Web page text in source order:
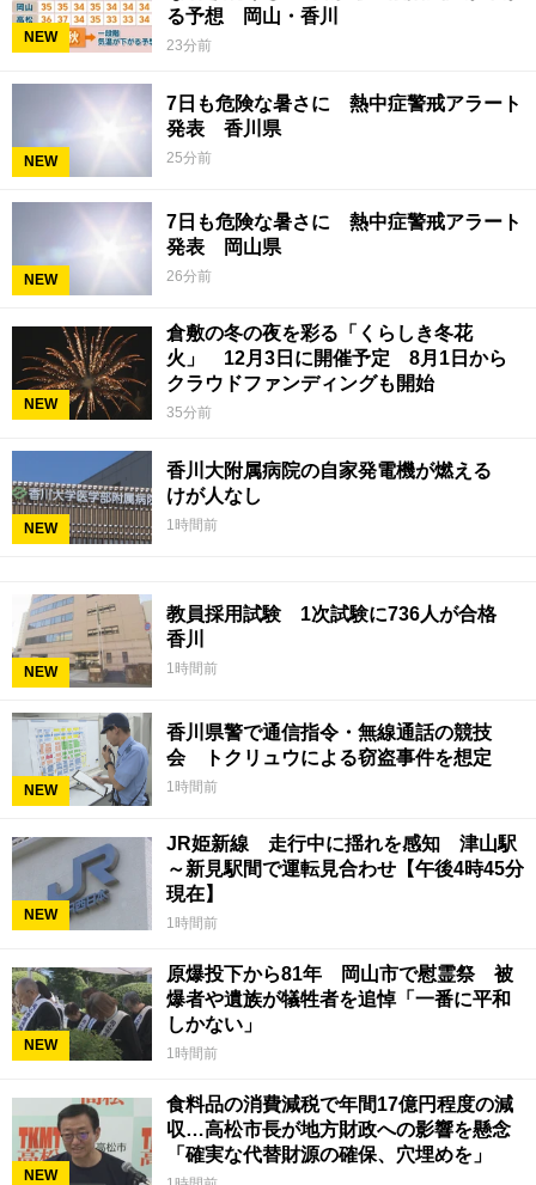
NEW
る予想 岡山・香川
23分前
NEW
7日も危険な暑さに 熱中症警戒アラート
発表 香川県
25分前
NEW
7日も危険な暑さに 熱中症警戒アラート
発表 岡山県
26分前
NEW
倉敷の冬の夜を彩る「くらしき冬花
火」 12月3日に開催予定 8月1日から
クラウドファンディングも開始
35分前
NEW
香川大附属病院の自家発電機が燃える
けが人なし
1時間前
NEW
教員採用試験 1次試験に736人が合格
香川
1時間前
NEW
香川県警で通信指令・無線通話の競技
会 トクリュウによる窃盗事件を想定
1時間前
NEW
JR姫新線 走行中に揺れを感知 津山駅
～新見駅間で運転見合わせ【午後4時45分
現在】
1時間前
NEW
原爆投下から81年 岡山市で慰霊祭 被
爆者や遺族が犠牲者を追悼「一番に平和
しかない」
1時間前
NEW
食料品の消費減税で年間17億円程度の減
収…高松市長が地方財政への影響を懸念
「確実な代替財源の確保、穴埋めを」